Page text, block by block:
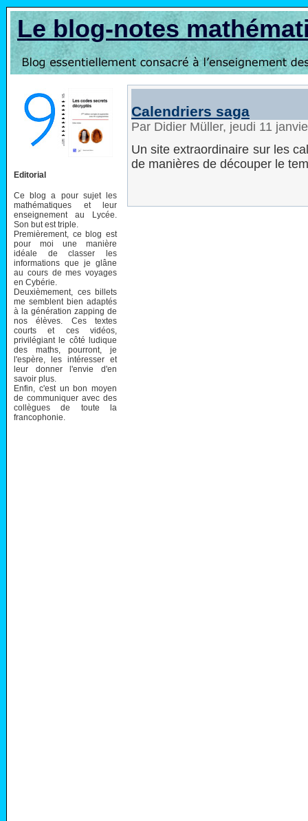
Le blog-notes
Editorial
Ce blog a pour sujet les
mathématiques et leur
enseignement au Lycée.
Son but est triple.
Premièrement, ce blog est
pour moi une manière
idéale de classer les
informations que je glâne
au cours de mes voyages
en Cybérie.
Deuxièmement, ces billets
me semblent bien adaptés
à la génération zapping de
nos élèves. Ces textes
courts et ces vidéos,
privilégiant le côté ludique
des maths, pourront, je
l'espère, les intéresser et
leur donner l'envie d'en
savoir plus.
Enfin, c'est un bon moyen
de communiquer avec des
collègues de toute la
francophonie.
Calendriers saga
Par Didier Müller, jeudi 11
Un site extraordinaire sur les
de manières de découper le